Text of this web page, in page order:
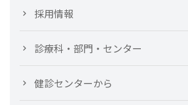
採用情報
診療科・部門・センター
健診センターから